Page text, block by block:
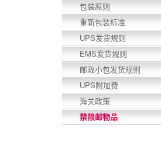
包装原则
重新包装标准
UPS发货规则
EMS发货规则
邮政小包发货规则
UPS附加费
海关政策
禁限邮物品